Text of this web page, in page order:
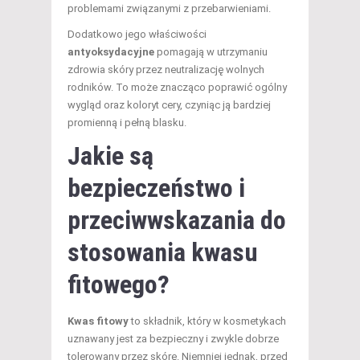
problemami związanymi z przebarwieniami.
Dodatkowo jego właściwości
antyoksydacyjne pomagają w utrzymaniu
zdrowia skóry przez neutralizację wolnych
rodników. To może znacząco poprawić ogólny
wygląd oraz koloryt cery, czyniąc ją bardziej
promienną i pełną blasku.
Jakie są
bezpieczeństwo i
przeciwwskazania do
stosowania kwasu
fitowego?
Kwas fitowyto składnik, który w kosmetykach
uznawany jest za bezpieczny i zwykle dobrze
tolerowany przez skórę. Niemniej jednak, przed